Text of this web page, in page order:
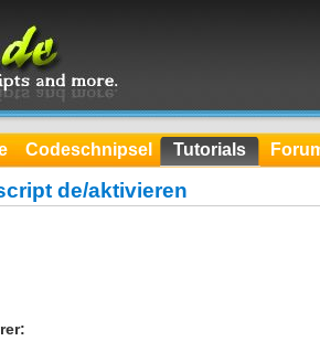
Codeschnipsel Tutorials
de/aktivieren